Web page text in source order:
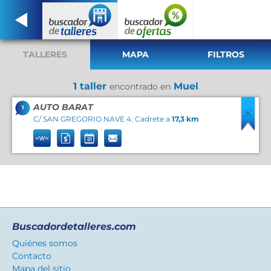
TALLERES MAPA FILTROS
1 taller encontrado en Muel
1 AUTO BARAT
C/ SAN GREGORIO NAVE 4. Cadrete a 17,3 km
Buscadordetalleres.com
Quiénes somos
Contacto
Mapa del sitio